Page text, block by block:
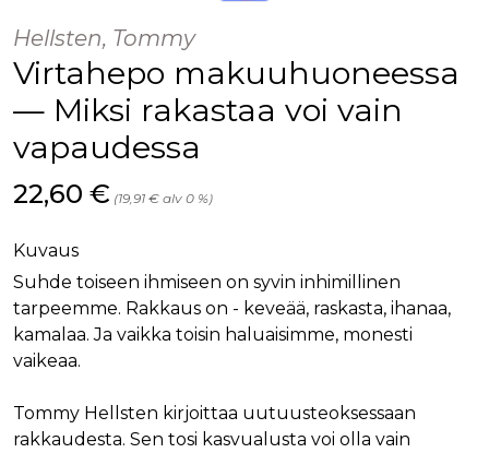
Hellsten, Tommy
Virtahepo makuuhuoneessa
— Miksi rakastaa voi vain
vapaudessa
Hinta nyt
22,60 € (19,91 € alv 0 %)
Kuvaus
Suhde toiseen ihmiseen on syvin inhimillinen
tarpeemme. Rakkaus on - keveää, raskasta, ihanaa,
kamalaa. Ja vaikka toisin haluaisimme, monesti
vaikeaa.
Tommy Hellsten kirjoittaa uutuusteoksessaan
rakkaudesta. Sen tosi kasvualusta voi olla vain